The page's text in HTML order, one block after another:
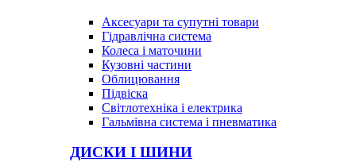
Аксесуари та супутні товари
Гідравлічна система
Колеса і маточини
Кузовні частини
Облицювання
Підвіска
Світлотехніка і електрика
Гальмівна система і пневматика
ДИСКИ І ШИНИ